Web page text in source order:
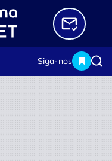
Siga-nos